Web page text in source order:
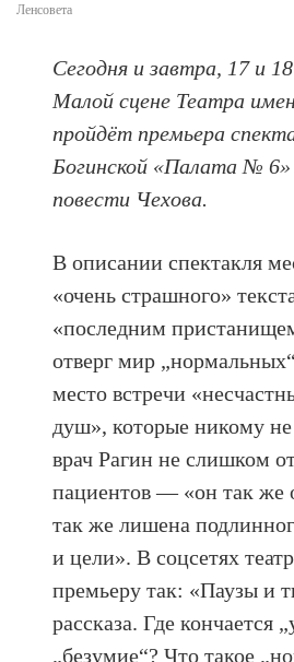
Ленсовета
Сегодня и завтра, 17 и
Малой сцене Театра
пройдёт премьера
Богинской «Палата №
повести Чехова.
В описании спектакля
«очень страшного»
«последним
отверг мир
место встречи
душ», которые никому
врач Рагин не слишком
пациентов — «он так же
так же лишена
и цели». В соцсетях
премьеру так: «Паузы и
рассказа. Где кончается
„безумие“? Что такое